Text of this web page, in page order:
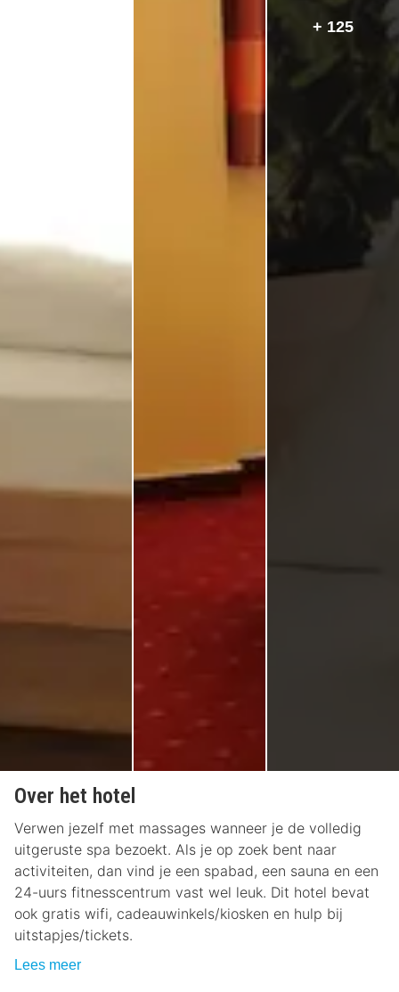
+ 125
Over het hotel
Verwen jezelf met massages wanneer je de volledig
uitgeruste spa bezoekt. Als je op zoek bent naar
activiteiten, dan vind je een spabad, een sauna en een
24-uurs fitnesscentrum vast wel leuk. Dit hotel bevat
ook gratis wifi, cadeauwinkels/kiosken en hulp bij
uitstapjes/tickets.
Lees meer